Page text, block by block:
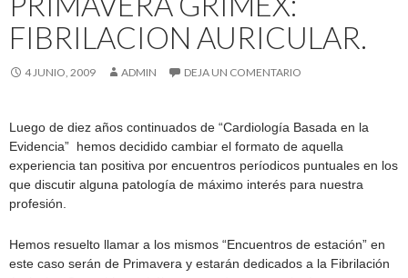
FIBRILACION AURICULAR.
4 JUNIO, 2009 ADMIN DEJA UN COMENTARIO
Luego de diez años continuados de “Cardiología Basada en la
Evidencia” hemos decidido cambiar el formato de aquella
experiencia tan positiva por encuentros períodicos puntuales en los
que discutir alguna patología de máximo interés para nuestra
profesión.
Hemos resuelto llamar a los mismos “Encuentros de estación” en
este caso serán de Primavera y estarán dedicados a la Fibrilación